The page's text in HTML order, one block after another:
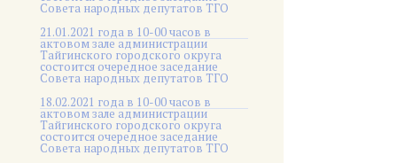
Совета народных депутатов ТГО
21.01.2021 года в 10-00 часов в
актовом зале администрации
Тайгинского городского округа
состоится очередное заседание
Совета народных депутатов ТГО
18.02.2021 года в 10-00 часов в
актовом зале администрации
Тайгинского городского округа
состоится очередное заседание
Совета народных депутатов ТГО